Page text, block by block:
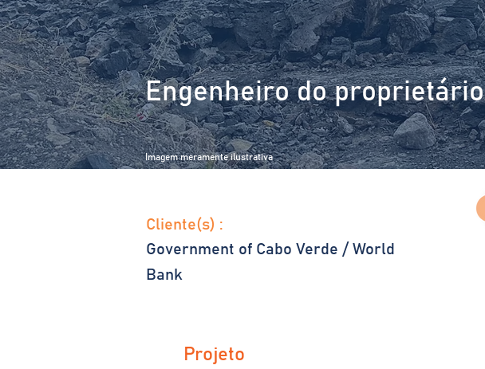
Engenheiro do proprietário
Imagem meramente ilustrativa
Cliente(s) :
Government of Cabo Verde / World
Bank
Projeto